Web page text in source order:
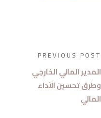
PREVIOUS POST
المدير المالي الخارجي
وطرق تحسين الأداء
المالي